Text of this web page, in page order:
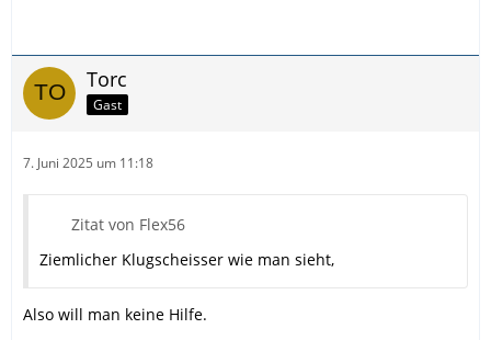
Torc
Gast
7. Juni 2025 um 11:18
Zitat von Flex56
Ziemlicher Klugscheisser wie man sieht,
Also will man keine Hilfe.